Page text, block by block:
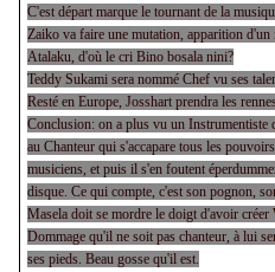
C'est départ marque le tournant de la
Zaiko va faire une mutation, apparition
Atalaku, d'où le cri Bino bosala nini?
Teddy Sukami sera nommé Chef vu ses
Resté en Europe, Josshart prendra les
Conclusion: on a plus vu un Instrumentiste
au Chanteur qui s'accapare tous les
musiciens, et puis il s'en foutent
disque. Ce qui compte, c'est son pognon,
Masela doit se mordre le doigt d'avoir créer
Dommage qu'il ne soit pas chanteur, à lui
ses pieds. Beau gosse qu'il est.